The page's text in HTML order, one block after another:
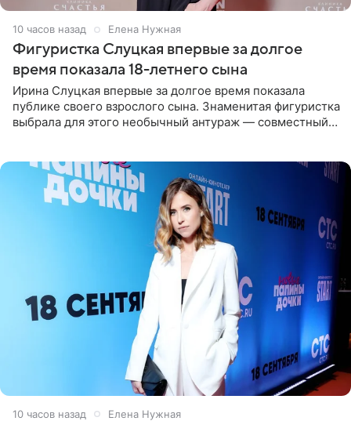
10 часов назад Елена Нужная
Фигуристка Слуцкая впервые за долгое
время показала 18-летнего сына
Ирина Слуцкая впервые за долгое время показала
публике своего взрослого сына. Знаменитая фигуристка
выбрала для этого необычный антураж — совместный
10 часов назад Елена Нужная